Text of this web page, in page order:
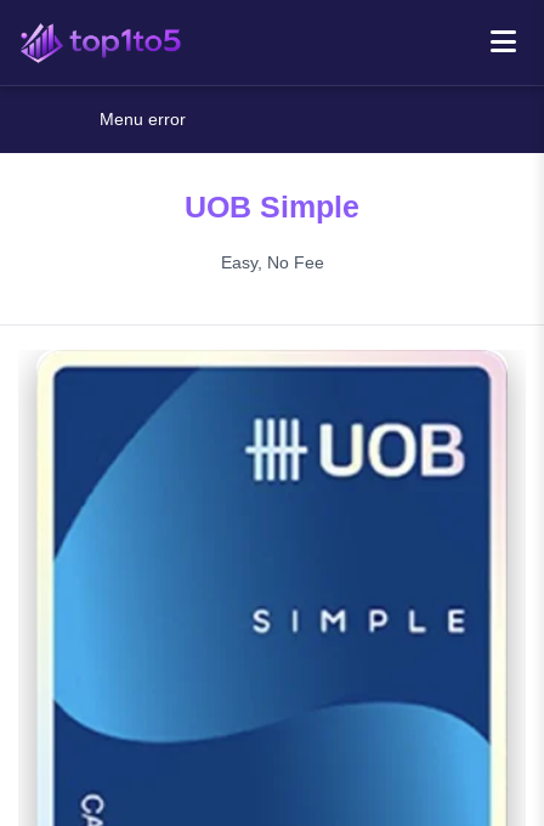
Menu error
UOB Simple
Easy, No Fee